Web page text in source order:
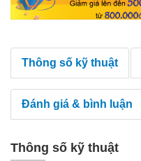
Thông số kỹ thuật
Đánh giá & bình luận
Thông số kỹ thuật